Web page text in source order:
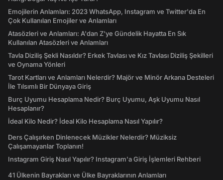
Emojilerin Anlamları: 2023 WhatsApp, Instagram ve Twitter'da En
Çok Kullanılan Emojiler ve Anlamları
Atasözleri ve Anlamları: A'dan Z'ye Gündelik Hayatta En Sık
Kullanılan Atasözleri ve Anlamları
Tavla Diziliş Şekli Nasıldır? Erkek Tavlası ve Kız Tavlası Diziliş Şekilleri
ve Oynama Yönleri
Tarot Kartları ve Anlamları Nelerdir? Majör ve Minör Arkana Desteleri
İle Tılsımlı Bir Dünyaya Giriş
Burç Uyumu Hesaplama Nedir? Burç Uyumu, Aşk Uyumu Nasıl
Hesaplanır?
İdeal Kilo Nedir? İdeal Kilo Hesaplama Nasıl Yapılır?
Ders Çalışırken Dinlenecek Müzikler Nelerdir? Müziksiz
Çalışamayanlar Toplanın!
Instagram Giriş Nasıl Yapılır? Instagram'a Giriş İşlemleri Rehberi
41 Ülkenin Bayrakları ve Ülke Bayraklarının Anlamları